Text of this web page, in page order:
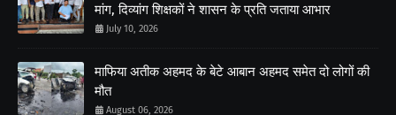
मांग, दिव्यांग शिक्षकों ने शासन के प्रति जताया आभार
July 10, 2026
माफिया अतीक अहमद के बेटे आबान अहमद समेत दो लोगों की
मौत
August 06, 2026